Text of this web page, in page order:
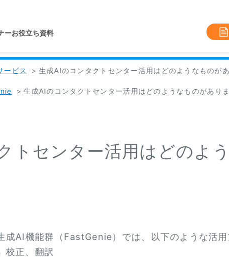
ーお役立ち資料
ービス > 生成AIのコンタクトセンター活用はどのようなものが
> 生成AIのコンタクトセンター活用はどのようなものがあり
トセンター活用はどのよ
成AI機能群（FastGenie）では、以下のような活
校正、翻訳